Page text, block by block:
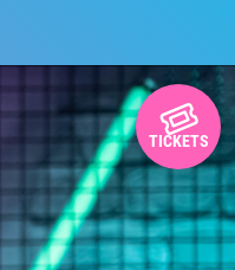
TICKETS